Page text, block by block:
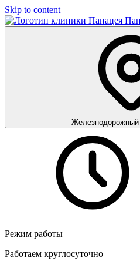
Skip to content
Железнодорожный
Режим работы
Работаем круглосуточно